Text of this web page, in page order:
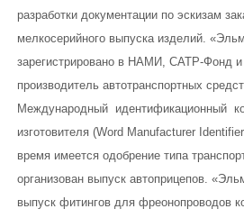
разработки документации по эскизам
мелкосерийного выпуска изделий.
зарегистрировано в НАМИ, САТР-Фонд и
производитель автотранспортных
Международный идентификационный
изготовителя (Word Manufacturer
время имеется одобрение типа
организован выпуск автоприцепов.
выпуск фитингов для фреонопроводов